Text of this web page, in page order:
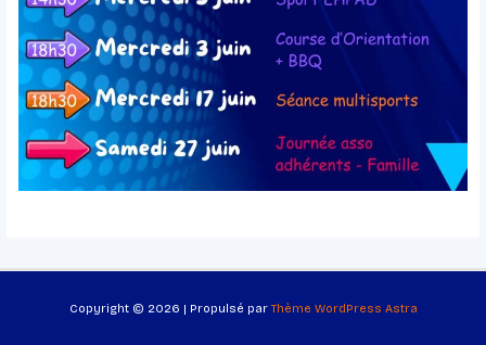
Copyright © 2026 | Propulsé parThème WordPress Astra